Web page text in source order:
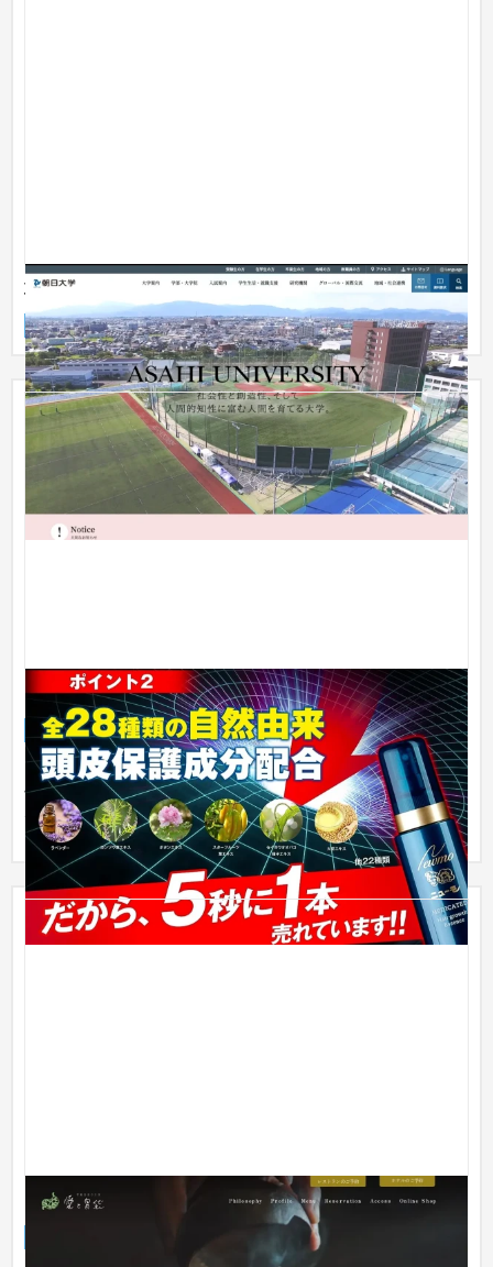
朝日大学
ブランドサイト 大学・高校・専門学校
ファーマフーズ株式会社 バナー
ブランドサイト 流通・小売 31〜50万円
「ニューモ」でお馴染みのファーマフーズ様の各商品バナーを
制作いたしました。 商品画像がない場合はパッケージ画像のモ
デリン...
テロワール愛と胃袋
51〜100万円